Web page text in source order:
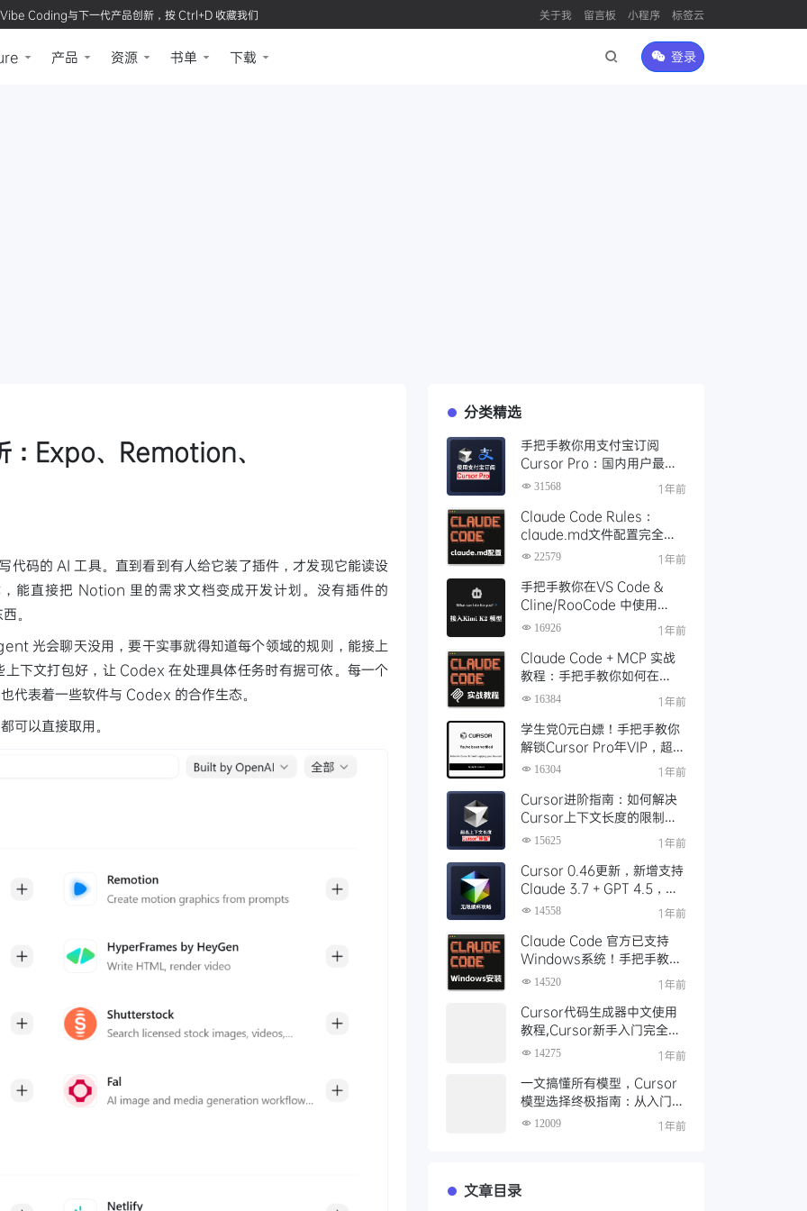
Coding与下一代产品创新，按 Ctrl+D 收藏我们 关于我 留言板 小程序 标签云
产品 资源 书单 下载 登录
：Expo、Remotion、
码的 AI 工具。直到看到有人给它装了插件，才发现它能读设
能直接把 Notion 里的需求文档变成开发计划。没有插件的
。
光会聊天没用，要干实事就得知道每个领域的规则，能接上
下文打包好，让 Codex 在处理具体任务时有据可依。每一个
代表着一些软件与 Codex 的合作生态。
可以直接取用。
分类精选
手把手教你用支付宝订阅
Cursor Pro：国内用户最全
开通教程（附取消自动扣费）
31568 1年前
Claude Code Rules：
claude.md文件配置完全指
南 22579 1年前
手把手教你在VS Code &
Cline/RooCode 中使用
Kimi K2 模型，配置实录+开
16926 1年前
Claude Code + MCP 实战
教程：手把手教你如何在
Claude Code里面使用MCP
16384 1年前
学生党0元白嫖！手把手教你
解锁Cursor Pro年VIP，超详
细申请教程（附避坑指南）
16304 1年前
Cursor进阶指南：如何解决
Cursor上下文长度的限制超
出后”降智“问题
15625 1年前
Cursor 0.46更新，新增支持
Claude 3.7 + GPT 4.5，
Cursor Pro 无限续杯攻略，
14558 1年前
Claude Code 官方已支持
Windows系统！手把手教你
免费安装使用Claude Code
14520 1年前
Cursor代码生成器中文使用
教程,Cursor新手入门完全指
南,全网最全面详细的Cursor
14275 1年前
一文搞懂所有模型，Cursor
模型选择终极指南：从入门到
精通12009 1年前
文章目录